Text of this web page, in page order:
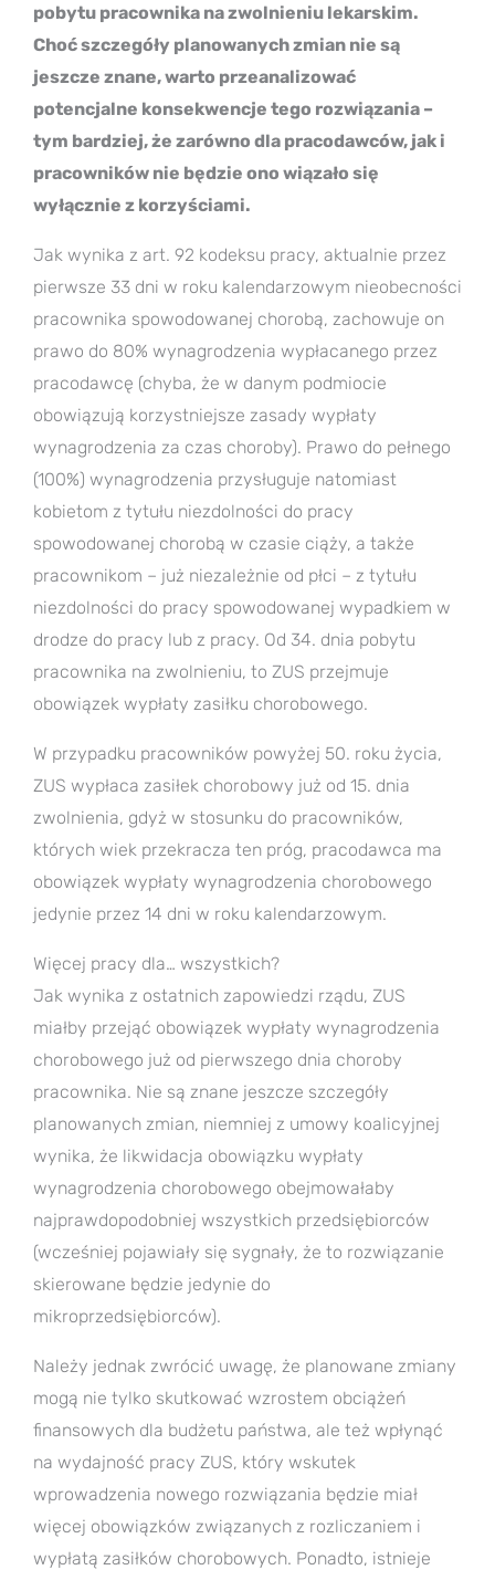
pobytu pracownika na zwolnieniu lekarskim.
Choć szczegóły planowanych zmian nie są
jeszcze znane, warto przeanalizować
potencjalne konsekwencje tego rozwiązania –
tym bardziej, że zarówno dla pracodawców, jak i
pracowników nie będzie ono wiązało się
wyłącznie z korzyściami.
Jak wynika z art. 92 kodeksu pracy, aktualnie przez
pierwsze 33 dni w roku kalendarzowym nieobecności
pracownika spowodowanej chorobą, zachowuje on
prawo do 80% wynagrodzenia wypłacanego przez
pracodawcę (chyba, że w danym podmiocie
obowiązują korzystniejsze zasady wypłaty
wynagrodzenia za czas choroby). Prawo do pełnego
(100%) wynagrodzenia przysługuje natomiast
kobietom z tytułu niezdolności do pracy
spowodowanej chorobą w czasie ciąży, a także
pracownikom – już niezależnie od płci – z tytułu
niezdolności do pracy spowodowanej wypadkiem w
drodze do pracy lub z pracy. Od 34. dnia pobytu
pracownika na zwolnieniu, to ZUS przejmuje
obowiązek wypłaty zasiłku chorobowego.
W przypadku pracowników powyżej 50. roku życia,
ZUS wypłaca zasiłek chorobowy już od 15. dnia
zwolnienia, gdyż w stosunku do pracowników,
których wiek przekracza ten próg, pracodawca ma
obowiązek wypłaty wynagrodzenia chorobowego
jedynie przez 14 dni w roku kalendarzowym.
Więcej pracy dla… wszystkich?
Jak wynika z ostatnich zapowiedzi rządu, ZUS
miałby przejąć obowiązek wypłaty wynagrodzenia
chorobowego już od pierwszego dnia choroby
pracownika. Nie są znane jeszcze szczegóły
planowanych zmian, niemniej z umowy koalicyjnej
wynika, że likwidacja obowiązku wypłaty
wynagrodzenia chorobowego obejmowałaby
najprawdopodobniej wszystkich przedsiębiorców
(wcześniej pojawiały się sygnały, że to rozwiązanie
skierowane będzie jedynie do
mikroprzedsiębiorców).
Należy jednak zwrócić uwagę, że planowane zmiany
mogą nie tylko skutkować wzrostem obciążeń
finansowych dla budżetu państwa, ale też wpłynąć
na wydajność pracy ZUS, który wskutek
wprowadzenia nowego rozwiązania będzie miał
więcej obowiązków związanych z rozliczaniem i
wypłatą zasiłków chorobowych. Ponadto, istnieje